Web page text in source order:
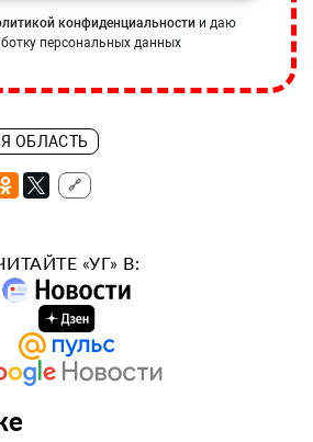
конфиденциальности и даю
персональных данных
ОБЛАСТЬ
🔗
«УГ» В: